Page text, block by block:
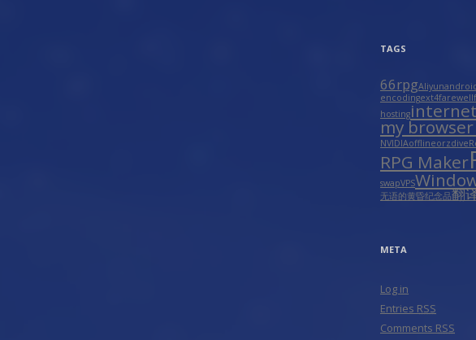
TAGS
66rpgAliyun
encodingext4farewell
hostinginternet
my
NVIDIAofflineorzdive
RPG Maker
swapVPS
无语的黄昏纪念品翻
META
Log in
Entries RSS
Comments RSS